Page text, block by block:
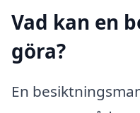
Vad kan en
göra?
En